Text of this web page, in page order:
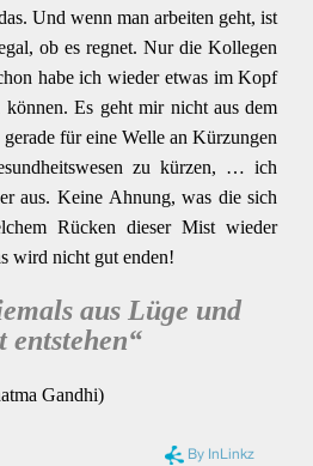
Und wenn man arbeiten geht, ist
ob es regnet. Nur die Kollegen
habe ich wieder etwas im Kopf
Es geht mir nicht aus dem
für eine Welle an Kürzungen
zu kürzen, … ich
aus. Keine Ahnung, was die sich
Rücken dieser Mist wieder
wird nicht gut enden!
aus Lüge und
entstehen“
Gandhi)